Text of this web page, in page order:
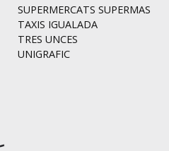
SUPERMERCATS SUPERMAS
TAXIS IGUALADA
TRES UNCES
UNIGRAFIC